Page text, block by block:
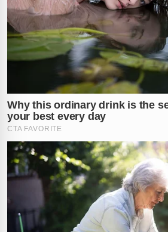
Diante dos fatos, o homem foi
pelos crimes deexposição ao
rendimentosde pessoa idosa,
sanções previstas noEstatuto do
agressor era conduzido à unidade
procedimentos cabíveis, a idosa
pressas e encaminhada para uma
capital amazonense para receber
urgente.
Este caso levanta um alerta
vulnerabilidade da terceira idade
familiar. As autoridades reforçam